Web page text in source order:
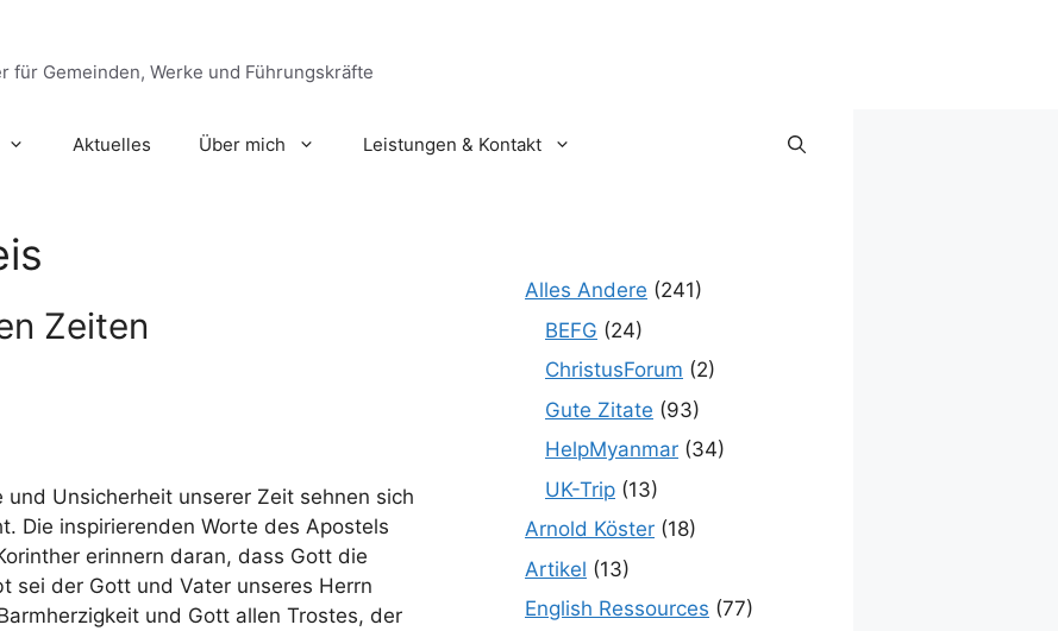
für Gemeinden, Werke und Führungskräfte
Aktuelles Über mich Leistungen & Kontakt
Zeiten
Unsicherheit unserer Zeit sehnen sich
Die inspirierenden Worte des Apostels
erinnern daran, dass Gott die
sei der Gott und Vater unseres Herrn
und Gott allen Trostes, der
Alles Andere (241)
BEFG (24)
ChristusForum (2)
Gute Zitate (93)
HelpMyanmar (34)
UK-Trip (13)
Arnold Köster (18)
Artikel (13)
English Ressources (77)